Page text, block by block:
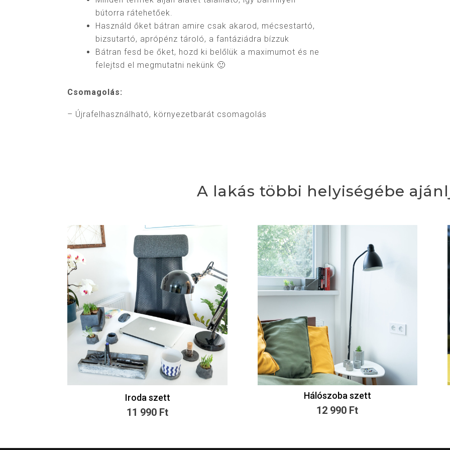
bútorra rátehetőek.
Használd őket bátran amire csak akarod, mécsestartó,
bizsutartó, aprópénz tároló, a fantáziádra bízzuk
Bátran fesd be őket, hozd ki belőlük a maximumot és ne
felejtsd el megmutatni nekünk 🙂
Csomagolás:
– Újrafelhasználható, környezetbarát csomagolás
A lakás többi helyiségébe
Iroda szett
11 990 Ft
Hálószoba szett
12 990 Ft